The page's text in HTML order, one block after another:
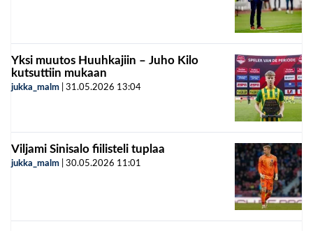
Yksi muutos Huuhkajiin – Juho Kilo
kutsuttiin mukaan
jukka_malm 31.05.2026 13:04
Viljami Sinisalo fiilisteli tuplaa
jukka_malm 30.05.2026 11:01